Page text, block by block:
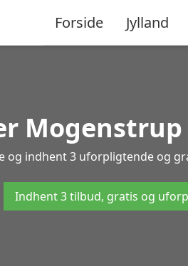
Forside Jylland
Mogenstrup
indhent 3 uforpligtende og
Indhent 3 tilbud, gratis og